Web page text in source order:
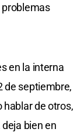
problemas
en la interna
de septiembre,
hablar de otros,
bien en